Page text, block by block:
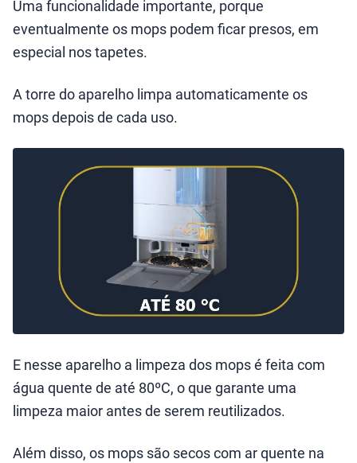
Uma funcionalidade importante, porque
eventualmente os mops podem ficar presos, em
especial nos tapetes.
A torre do aparelho limpa automaticamente os
mops depois de cada uso.
E nesse aparelho a limpeza dos mops é feita com
água quente de até 80ºC, o que garante uma
limpeza maior antes de serem reutilizados.
Além disso, os mops são secos com ar quente na